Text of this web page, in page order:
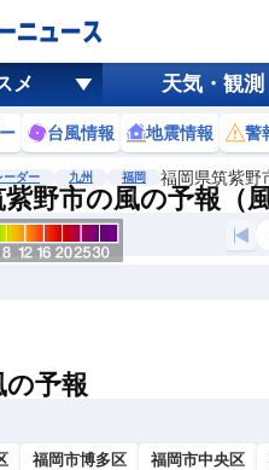
メ 天気・観測
台風情報 地震情報 警
ーダー 九州 福岡 福岡県筑紫野
野市の風の予報（
予報
福岡市博多区 福岡市中央区